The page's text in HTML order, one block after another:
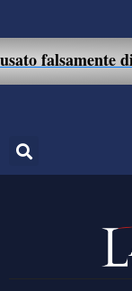
di